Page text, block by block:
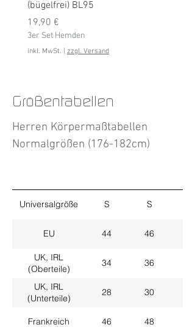
(bügelfrei) BL95
Preis
19,90 €
3er Set Hemden
inkl. MwSt. zzgl. Versand
Größentabellen
Herren Körpermaßtabellen
Normalgrößen (176-182cm)
Universalgröße S S
EU 44 46
UK, IRL
(Oberteile)
34 36
UK, IRL
(Unterteile)
28 30
Frankreich 46 48